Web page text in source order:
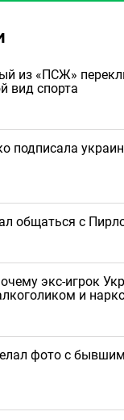
из «ПСЖ»
вид спорта
подписала
общаться с
экс-игрок
и
фото с